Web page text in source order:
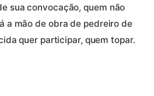
sua convocação, quem não
a mão de obra de pedreiro de
quer participar, quem topar.